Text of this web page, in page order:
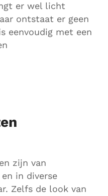
er wel licht
ontstaat er geen
eenvoudig met een
zijn van
in diverse
Zelfs de look van